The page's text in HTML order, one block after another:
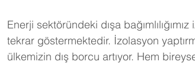
Enerji sektöründeki dışa
tekrar göstermektedir. İzolasyon
ülkemizin dış borcu artıyor. Hem